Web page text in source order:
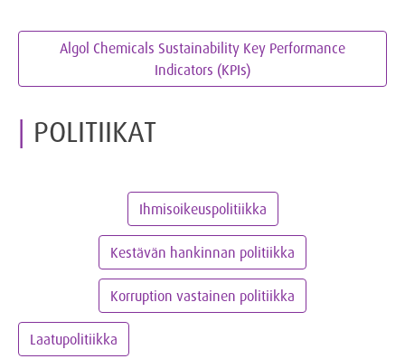
Algol Chemicals Sustainability Key Performance
Indicators (KPIs)
POLITIIKAT
Ihmisoikeuspolitiikka
Kestävän hankinnan politiikka
Korruption vastainen politiikka
Laatupolitiikka